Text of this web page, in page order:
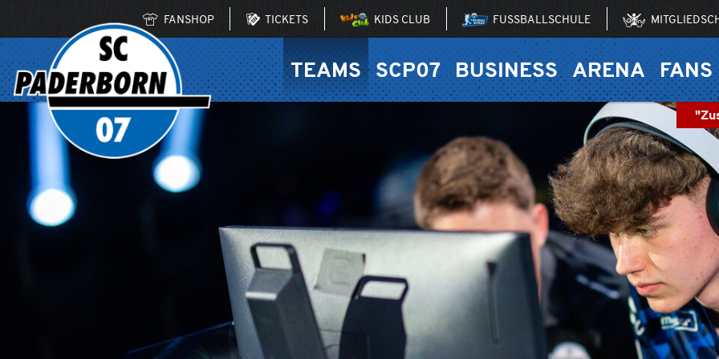
FANSHOP TICKETS KIDS CLUB FUSSBALLSCHULE
TEAMS SCP07 BUSINESS ARENA FANS